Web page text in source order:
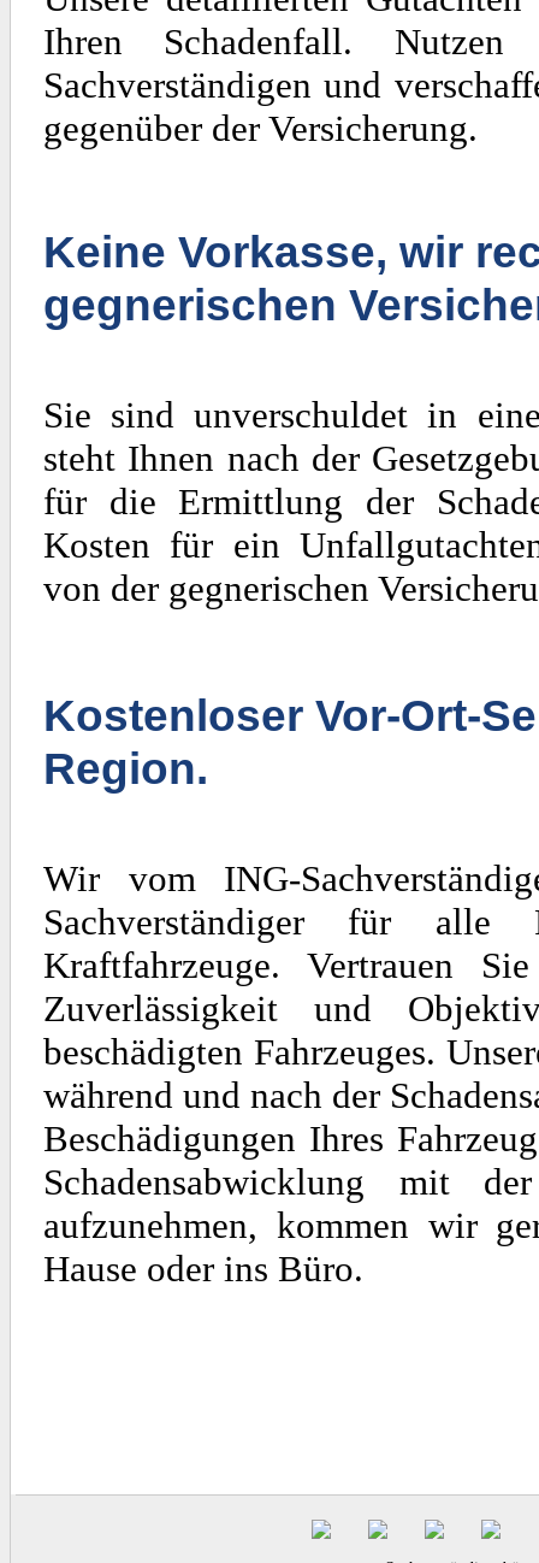
Ihren Schadenfall. Nutzen
Sachverständigen und
gegenüber der Versicherung.
Keine Vorkasse, wir
gegnerischen
Sie sind unverschuldet in
steht Ihnen nach der
für die Ermittlung der
Kosten für ein
von der gegnerischen
Kostenloser Vor-Ort-
Region.
Wir vom ING-
Sachverständiger für
Kraftfahrzeuge. Vertrauen
Zuverlässigkeit und
beschädigten Fahrzeuges.
während und nach der
Beschädigungen Ihres
Schadensabwicklung mit
aufzunehmen, kommen wir
Hause oder ins Büro.